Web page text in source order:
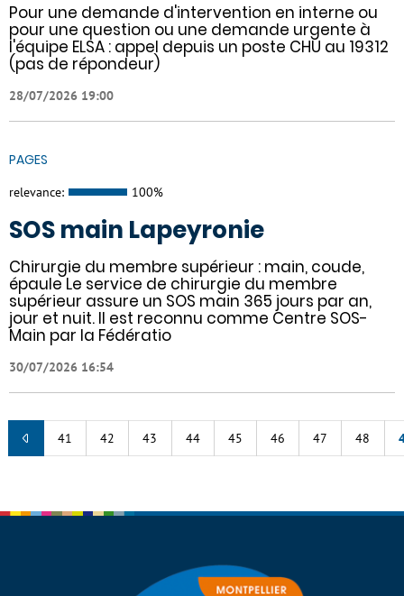
Pour une demande d'intervention en interne ou
pour une question ou une demande urgente à
l'équipe ELSA : appel depuis un poste CHU au 19312
(pas de répondeur)
28/07/2026 19:00
PAGES
relevance: 100%
SOS main Lapeyronie
Chirurgie du membre supérieur : main, coude,
épaule Le service de chirurgie du membre
supérieur assure un SOS main 365 jours par an,
jour et nuit. Il est reconnu comme Centre SOS-
Main par la Fédératio
30/07/2026 16:54
41 42 43 44 45 46 47 48